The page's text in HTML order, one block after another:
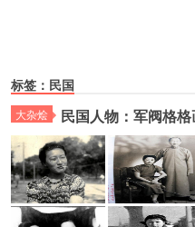
标签：民国
大杂烩 民国人物：军阀格